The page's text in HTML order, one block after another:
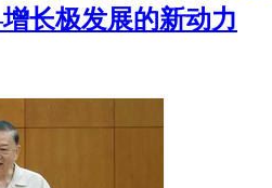
长极发展的新动力